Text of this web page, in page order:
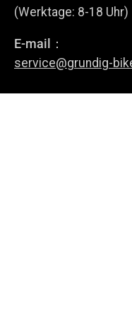
(Werktage: 8-18 Uhr)
E-mail：
service@grundig-